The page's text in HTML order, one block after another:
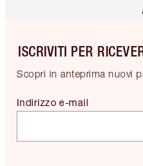
ISCRIVITI PER
Scopri in anteprima nuovi
Indirizzo e-mail